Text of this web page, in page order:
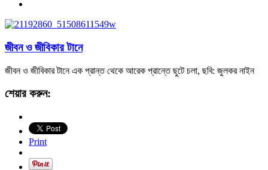
জীবন ও জীবিকার টানে
জীবন ও জীবিকার টানে এক প্রান্ত থেকে আরেক প্রান্তে ছুটে চলা, ছবি: জুলকর নাইন
শেয়ার করুন:
Print